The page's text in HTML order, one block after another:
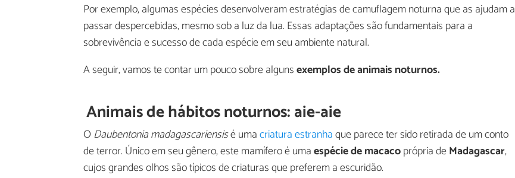
Por exemplo, algumas espécies desenvolveram estratégias de camuflagem noturna que as ajudam a
passar despercebidas, mesmo sob a luz da lua. Essas adaptações são fundamentais para a
sobrevivência e sucesso de cada espécie em seu ambiente natural.
A seguir, vamos te contar um pouco sobre algunsexemplos de animais noturnos.
Animais de hábitos noturnos: aie-aie
ODaubentonia madagascariensisé umacriatura estranhaque parece ter sido retirada de um conto
de terror. Único em seu gênero, este mamífero é umaespécie de macacoprópria deMadagascar,
cujos grandes olhos são típicos de criaturas que preferem a escuridão.